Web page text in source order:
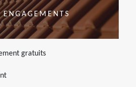
ENGAGEMENTS
gratuits